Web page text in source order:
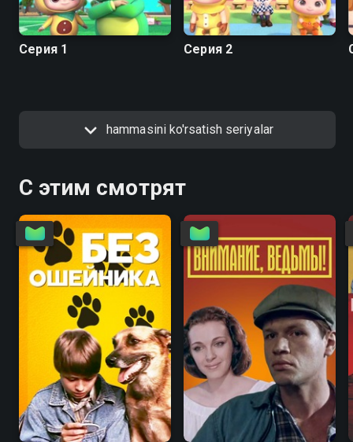
Серия 1 Серия 2
hammasini ko'rsatish seriyalar
С этим смотрят
6.7 4.6 5.6